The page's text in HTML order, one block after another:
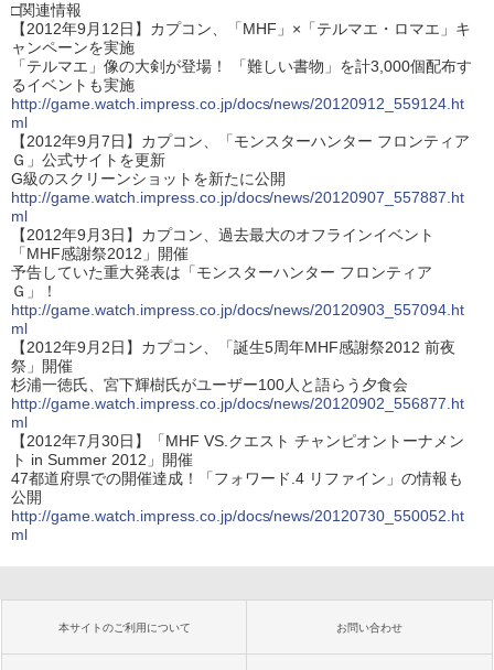
□関連情報
【2012年9月12日】カプコン、「MHF」×「テルマエ・ロマエ」キ
ャンペーンを実施
「テルマエ」像の大剣が登場！ 「難しい書物」を計3,000個配布す
るイベントも実施
http://game.watch.impress.co.jp/docs/news/20120912_559124.ht
ml
【2012年9月7日】カプコン、「モンスターハンター フロンティア
Ｇ」公式サイトを更新
G級のスクリーンショットを新たに公開
http://game.watch.impress.co.jp/docs/news/20120907_557887.ht
ml
【2012年9月3日】カプコン、過去最大のオフラインイベント
「MHF感謝祭2012」開催
予告していた重大発表は「モンスターハンター フロンティア
Ｇ」！
http://game.watch.impress.co.jp/docs/news/20120903_557094.ht
ml
【2012年9月2日】カプコン、「誕生5周年MHF感謝祭2012 前夜
祭」開催
杉浦一徳氏、宮下輝樹氏がユーザー100人と語らう夕食会
http://game.watch.impress.co.jp/docs/news/20120902_556877.ht
ml
【2012年7月30日】「MHF VS.クエスト チャンピオントーナメン
ト in Summer 2012」開催
47都道府県での開催達成！「フォワード.4 リファイン」の情報も
公開
http://game.watch.impress.co.jp/docs/news/20120730_550052.ht
ml
本サイトのご利用について お問い合わせ